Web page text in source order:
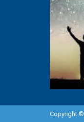
Copyright ©